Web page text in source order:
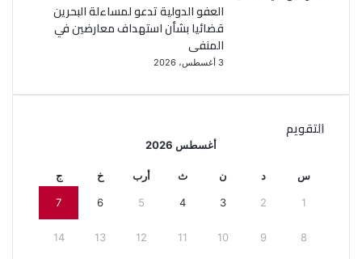
العفو الدولية تدعو لمساءلة البحرين
قضائيا بشأن استهداف معارضين في
المنفى
3 أغسطس، 2026
التقويم
أغسطس 2026
س د ن ث أرب خ ج
1
2
3
4
5
6
7
8
9
10
11
12
13
14